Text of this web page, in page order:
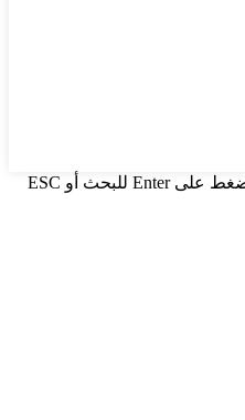
اضغط على Enter للبحث أو ESC